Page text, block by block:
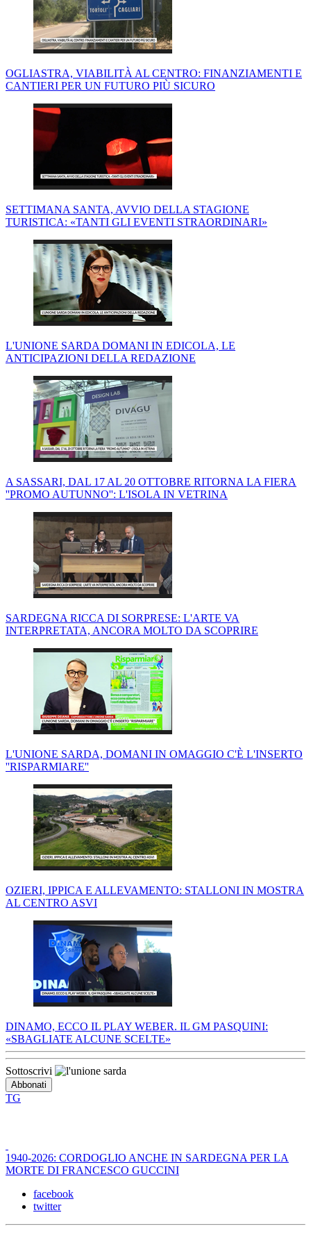
OGLIASTRA, VIABILITÀ AL CENTRO: FINANZIAMENTI E
CANTIERI PER UN FUTURO PIÙ SICURO
SETTIMANA SANTA, AVVIO DELLA STAGIONE
TURISTICA: «TANTI GLI EVENTI STRAORDINARI»
L'UNIONE SARDA DOMANI IN EDICOLA, LE
ANTICIPAZIONI DELLA REDAZIONE
A SASSARI, DAL 17 AL 20 OTTOBRE RITORNA LA FIERA
''PROMO AUTUNNO'': L'ISOLA IN VETRINA
SARDEGNA RICCA DI SORPRESE: L'ARTE VA
INTERPRETATA, ANCORA MOLTO DA SCOPRIRE
L'UNIONE SARDA, DOMANI IN OMAGGIO C'È L'INSERTO
''RISPARMIARE''
OZIERI, IPPICA E ALLEVAMENTO: STALLONI IN MOSTRA
AL CENTRO ASVI
DINAMO, ECCO IL PLAY WEBER. IL GM PASQUINI:
«SBAGLIATE ALCUNE SCELTE»
Sottoscrivi
TG
1940-2026: CORDOGLIO ANCHE IN SARDEGNA PER LA
MORTE DI FRANCESCO GUCCINI
facebook
twitter